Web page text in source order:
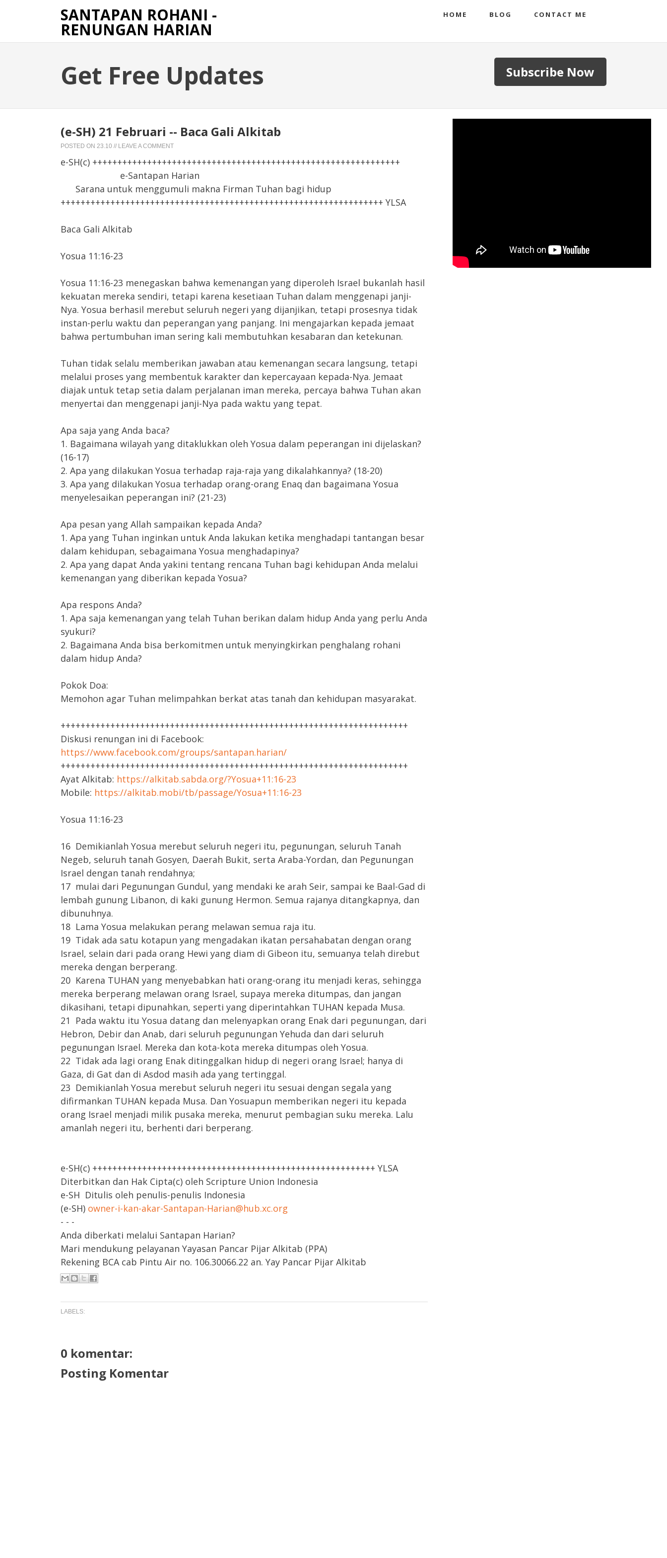
SANTAPAN ROHANI -
RENUNGAN HARIAN
HOME BLOG CONTACT ME
Get Free Updates Subscribe Now
(e-SH) 21 Februari -- Baca Gali Alkitab
POSTED ON 23.10 // LEAVE A COMMENT
e-SH(c) ++++++++++++++++++++++++++++++++++++++++++++++++++++++++++++++
e-Santapan Harian
Sarana untuk menggumuli makna Firman Tuhan bagi hidup
+++++++++++++++++++++++++++++++++++++++++++++++++++++++++++++++++ YLSA
Baca Gali Alkitab
Yosua 11:16-23
Yosua 11:16-23 menegaskan bahwa kemenangan yang diperoleh Israel bukanlah hasil
kekuatan mereka sendiri, tetapi karena kesetiaan Tuhan dalam menggenapi janji-
Nya. Yosua berhasil merebut seluruh negeri yang dijanjikan, tetapi prosesnya tidak
instan-perlu waktu dan peperangan yang panjang. Ini mengajarkan kepada jemaat
bahwa pertumbuhan iman sering kali membutuhkan kesabaran dan ketekunan.
Tuhan tidak selalu memberikan jawaban atau kemenangan secara langsung, tetapi
melalui proses yang membentuk karakter dan kepercayaan kepada-Nya. Jemaat
diajak untuk tetap setia dalam perjalanan iman mereka, percaya bahwa Tuhan akan
menyertai dan menggenapi janji-Nya pada waktu yang tepat.
Apa saja yang Anda baca?
1. Bagaimana wilayah yang ditaklukkan oleh Yosua dalam peperangan ini dijelaskan?
(16-17)
2. Apa yang dilakukan Yosua terhadap raja-raja yang dikalahkannya? (18-20)
3. Apa yang dilakukan Yosua terhadap orang-orang Enaq dan bagaimana Yosua
menyelesaikan peperangan ini? (21-23)
Apa pesan yang Allah sampaikan kepada Anda?
1. Apa yang Tuhan inginkan untuk Anda lakukan ketika menghadapi tantangan besar
dalam kehidupan, sebagaimana Yosua menghadapinya?
2. Apa yang dapat Anda yakini tentang rencana Tuhan bagi kehidupan Anda melalui
kemenangan yang diberikan kepada Yosua?
Apa respons Anda?
1. Apa saja kemenangan yang telah Tuhan berikan dalam hidup Anda yang perlu Anda
syukuri?
2. Bagaimana Anda bisa berkomitmen untuk menyingkirkan penghalang rohani
dalam hidup Anda?
Pokok Doa:
Memohon agar Tuhan melimpahkan berkat atas tanah dan kehidupan masyarakat.
++++++++++++++++++++++++++++++++++++++++++++++++++++++++++++++++++++++
Diskusi renungan ini di Facebook:
https://www.facebook.com/groups/santapan.harian/
++++++++++++++++++++++++++++++++++++++++++++++++++++++++++++++++++++++
Ayat Alkitab: https://alkitab.sabda.org/?Yosua+11:16-23
Mobile: https://alkitab.mobi/tb/passage/Yosua+11:16-23
Yosua 11:16-23
16 Demikianlah Yosua merebut seluruh negeri itu, pegunungan, seluruh Tanah
Negeb, seluruh tanah Gosyen, Daerah Bukit, serta Araba-Yordan, dan Pegunungan
Israel dengan tanah rendahnya;
17 mulai dari Pegunungan Gundul, yang mendaki ke arah Seir, sampai ke Baal-Gad di
lembah gunung Libanon, di kaki gunung Hermon. Semua rajanya ditangkapnya, dan
dibunuhnya.
18 Lama Yosua melakukan perang melawan semua raja itu.
19 Tidak ada satu kotapun yang mengadakan ikatan persahabatan dengan orang
Israel, selain dari pada orang Hewi yang diam di Gibeon itu, semuanya telah direbut
mereka dengan berperang.
20 Karena TUHAN yang menyebabkan hati orang-orang itu menjadi keras, sehingga
mereka berperang melawan orang Israel, supaya mereka ditumpas, dan jangan
dikasihani, tetapi dipunahkan, seperti yang diperintahkan TUHAN kepada Musa.
21 Pada waktu itu Yosua datang dan melenyapkan orang Enak dari pegunungan, dari
Hebron, Debir dan Anab, dari seluruh pegunungan Yehuda dan dari seluruh
pegunungan Israel. Mereka dan kota-kota mereka ditumpas oleh Yosua.
22 Tidak ada lagi orang Enak ditinggalkan hidup di negeri orang Israel; hanya di
Gaza, di Gat dan di Asdod masih ada yang tertinggal.
23 Demikianlah Yosua merebut seluruh negeri itu sesuai dengan segala yang
difirmankan TUHAN kepada Musa. Dan Yosuapun memberikan negeri itu kepada
orang Israel menjadi milik pusaka mereka, menurut pembagian suku mereka. Lalu
amanlah negeri itu, berhenti dari berperang.
e-SH(c) +++++++++++++++++++++++++++++++++++++++++++++++++++++++++ YLSA
Diterbitkan dan Hak Cipta(c) oleh Scripture Union Indonesia
e-SH Ditulis oleh penulis-penulis Indonesia
(e-SH) owner-i-kan-akar-Santapan-Harian@hub.xc.org
- - -
Anda diberkati melalui Santapan Harian?
Mari mendukung pelayanan Yayasan Pancar Pijar Alkitab (PPA)
Rekening BCA cab Pintu Air no. 106.30066.22 an. Yay Pancar Pijar Alkitab
LABELS:
0 komentar:
Posting Komentar